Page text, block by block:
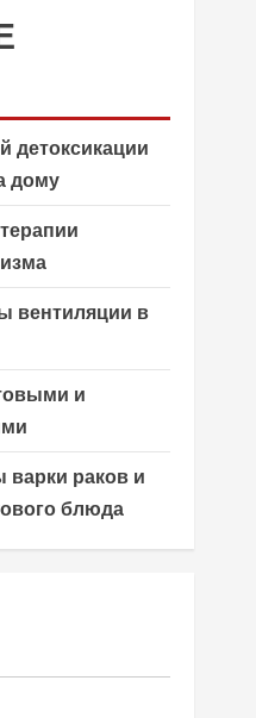
детоксикации
дому
вентиляции в
и
варки раков и
блюда